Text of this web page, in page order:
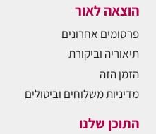
הוצאה לאור
פרסומים אחרונים
תיאוריה וביקורת
הזמן הזה
מדיניות משלוחים וביטולים
התוכן שלנו